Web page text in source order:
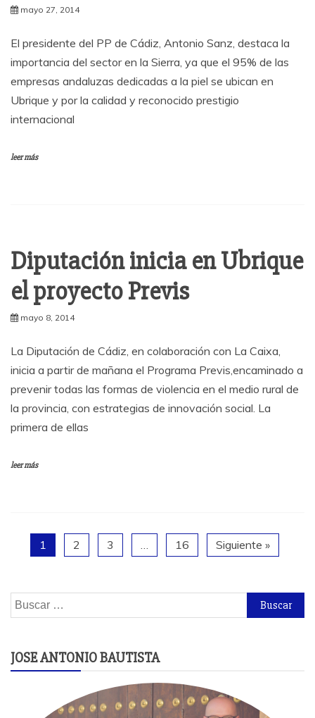
mayo 27, 2014
El presidente del PP de Cádiz, Antonio Sanz, destaca la
importancia del sector en la Sierra, ya que el 95% de las
empresas andaluzas dedicadas a la piel se ubican en
Ubrique y por la calidad y reconocido prestigio
internacional
leer más
Diputación inicia en Ubrique
el proyecto Previs
mayo 8, 2014
La Diputación de Cádiz, en colaboración con La Caixa,
inicia a partir de mañana el Programa Previs,encaminado a
prevenir todas las formas de violencia en el medio rural de
la provincia, con estrategias de innovación social. La
primera de ellas
leer más
1 2 3 … 16 Siguiente »
Buscar:
JOSE ANTONIO BAUTISTA